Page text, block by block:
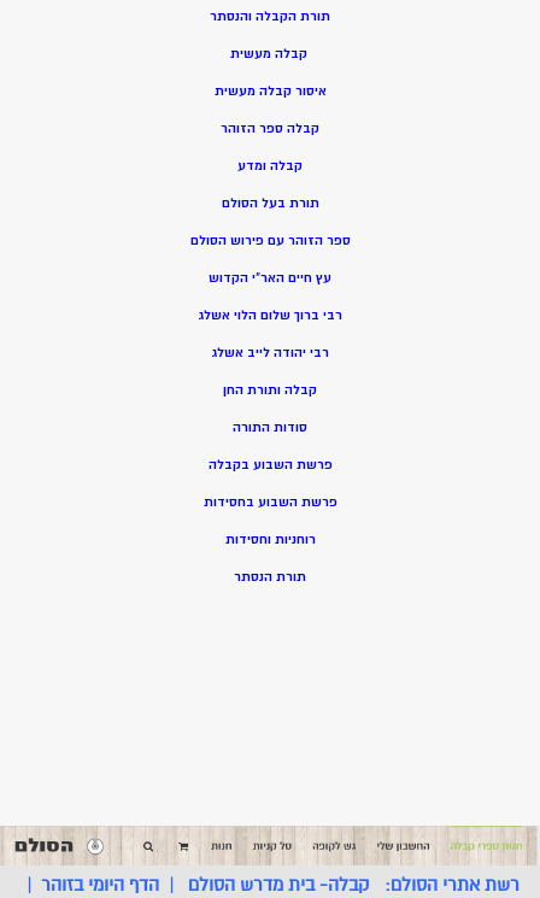
תורת הקבלה והנסתר
קבלה מעשית
איסור קבלה מעשית
קבלה ספר הזוהר
קבלה ומדע
תורת בעל הסולם
ספר הזוהר עם פירוש הסולם
עץ חיים האר”י הקדוש
רבי ברוך שלום הלוי אשלג
רבי יהודה לייב אשלג
קבלה ותורת החן
סודות התורה
פרשת השבוע בקבלה
פרשת השבוע בחסידות
רוחניות וחסידות
תורת הנסתר
רשת אתרי הסולם: קבלה- בית מדרש הסולם |הדף היומי בזוהר |